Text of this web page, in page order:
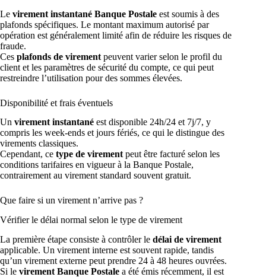
Le virement instantané Banque Postale est soumis à des
plafonds spécifiques. Le montant maximum autorisé par
opération est généralement limité afin de réduire les risques de
fraude.
Ces plafonds de virement peuvent varier selon le profil du
client et les paramètres de sécurité du compte, ce qui peut
restreindre l’utilisation pour des sommes élevées.
Disponibilité et frais éventuels
Un virement instantané est disponible 24h/24 et 7j/7, y
compris les week-ends et jours fériés, ce qui le distingue des
virements classiques.
Cependant, ce type de virement peut être facturé selon les
conditions tarifaires en vigueur à la Banque Postale,
contrairement au virement standard souvent gratuit.
Que faire si un virement n’arrive pas ?
Vérifier le délai normal selon le type de virement
La première étape consiste à contrôler le délai de virement
applicable. Un virement interne est souvent rapide, tandis
qu’un virement externe peut prendre 24 à 48 heures ouvrées.
Si le virement Banque Postale a été émis récemment, il est